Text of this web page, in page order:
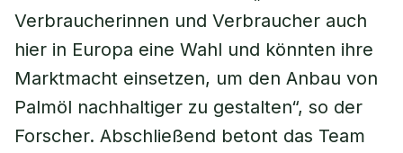
Verbraucherinnen und Verbraucher auch
hier in Europa eine Wahl und könnten ihre
Marktmacht einsetzen, um den Anbau von
Palmöl nachhaltiger zu gestalten“, so der
Forscher. Abschließend betont das Team